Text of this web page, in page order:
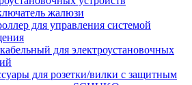
жалюзи
для управления системой
для электроустановочных
для розетки/вилки с защитным